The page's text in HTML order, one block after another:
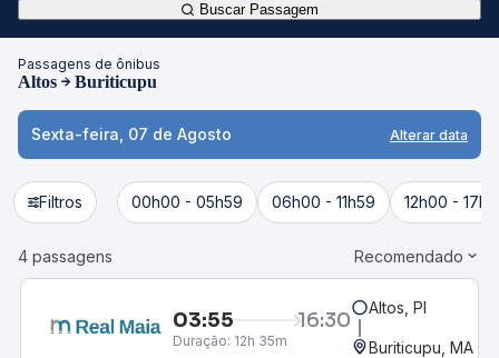
Buscar Passagem
Passagens de ônibus
Altos Buriticupu
Sexta-feira, 07 de Agosto Alterar data
Filtros 00h00 - 05h59 06h00 - 11h59 12h00 -
4 passagens Recomendado
03:55 16:30
Duração: 12h 35m
Altos, PI
Buriticupu, MA